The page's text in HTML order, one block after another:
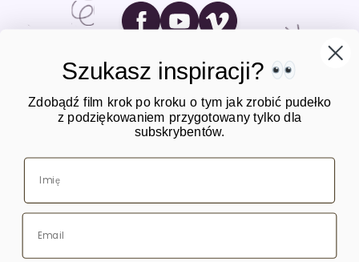
Ikona social media
Ikona social media
Ikona social media
Kursy online
Szukasz inspiracji?
Zdobądź film krok po kroku o tym jak zrobić pudełko
z podziękowaniem przygotowany tylko dla
subskrybentów.